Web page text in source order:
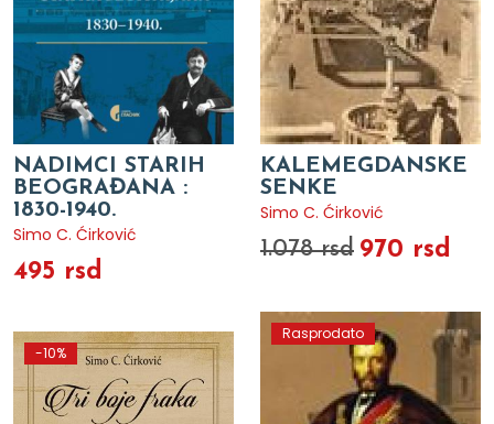
NADIMCI STARIH
BEOGRAĐANA :
1830-1940.
Simo C. Ćirković
495 rsd
KALEMEGDANSKE
SENKE
Simo C. Ćirković
1.078 rsd 970 rsd
-10%
Rasprodato